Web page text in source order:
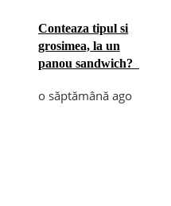
Conteaza tipul si
grosimea, la un
panou sandwich?
o săptămână ago